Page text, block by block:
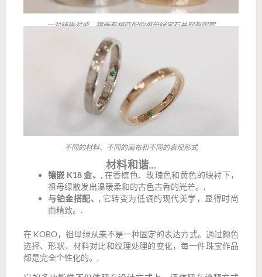
一对结婚对戒，镶嵌有相匹配的祖母绿宝石并刻有图案
不同的材料、不同的画布和不同的表现形式
材料和谐...
镶嵌 K18 金、, 在香槟色、玫瑰色和黄色的映衬下，
祖母绿散发出温暖柔和的古色古香的光芒。.
与铂金搭配、, 它转变为低调的现代美学，显得时尚
而精致。.
在 KOBO，祖母绿从来不是一种固定的表达方式。通过颜色
选择、形状、材料对比和纹理处理的变化，每一件珠宝作品
都是完全个性化的。.